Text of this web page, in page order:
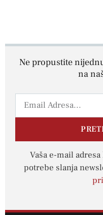
Ne propustite
na
Vaša e-mail
potrebe slanja